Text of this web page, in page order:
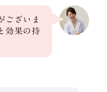
ございま
効果の持